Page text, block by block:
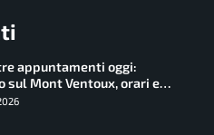
appuntamenti oggi:
sul Mont Ventoux, orari e